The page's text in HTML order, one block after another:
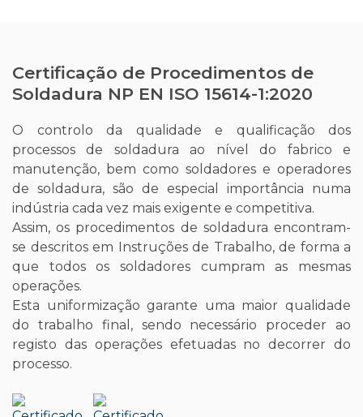
Certificação de Procedimentos de
Soldadura NP EN ISO 15614-1:2020
O controlo da qualidade e qualificação dos
processos de soldadura ao nível do fabrico e
manutenção, bem como soldadores e operadores
de soldadura, são de especial importância numa
indústria cada vez mais exigente e competitiva.
Assim, os procedimentos de soldadura encontram-
se descritos em Instruções de Trabalho, de forma a
que todos os soldadores cumpram as mesmas
operações.
Esta uniformização garante uma maior qualidade
do trabalho final, sendo necessário proceder ao
registo das operações efetuadas no decorrer do
processo.